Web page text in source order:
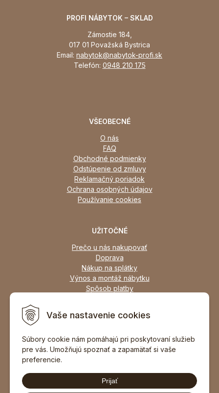
Vaše nastavenie cookies
Súbory cookie nám pomáhajú pri poskytovaní služieb
pre vás. Umožňujú spoznať a zapamätať si vaše
preferencie.
Prijať
PROFI NÁBYTOK – SKLAD
Zámostie 184,
017 01 Považská Bystrica
Email: nabytok@nabytok-profi.sk
Telefón: 0948 210 175
VŠEOBECNÉ
O nás
FAQ
Obchodné podmienky
Odstúpenie od zmluvy
Reklamačný poriadok
Ochrana osobných údajov
Používanie cookies
UŽITOČNÉ
Prečo u nás nakupovať
Doprava
Nákup na splátky
Výnos a montáž nábytku
Spôsob platby
Zariadime všetky typy interiérov
DOPORUČIŤ ZNÁMEMU